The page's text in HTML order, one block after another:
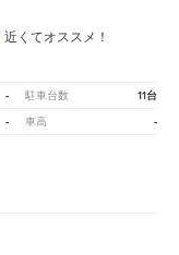
近くてオススメ！
- 駐車台数 11台
- 車高 -